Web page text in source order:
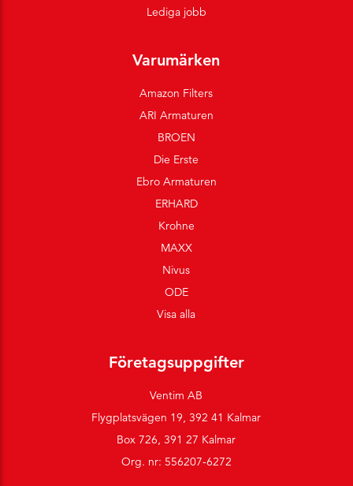
Lediga jobb
Varumärken
Amazon Filters
ARI Armaturen
BROEN
Die Erste
Ebro Armaturen
ERHARD
Krohne
MAXX
Nivus
ODE
Visa alla
Företagsuppgifter
Ventim AB
Flygplatsvägen 19, 392 41 Kalmar
Box 726, 391 27 Kalmar
Org. nr: 556207-6272